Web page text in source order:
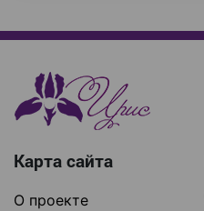
Карта сайта
О проекте